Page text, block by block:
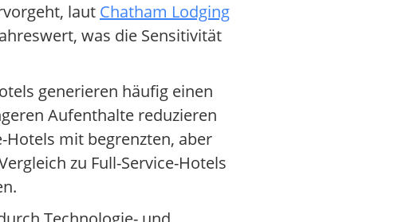
laut Chatham Lodging
was die Sensitivität
generieren häufig einen
Aufenthalte reduzieren
Hotels mit begrenzten, aber
zu Full-Service-Hotels